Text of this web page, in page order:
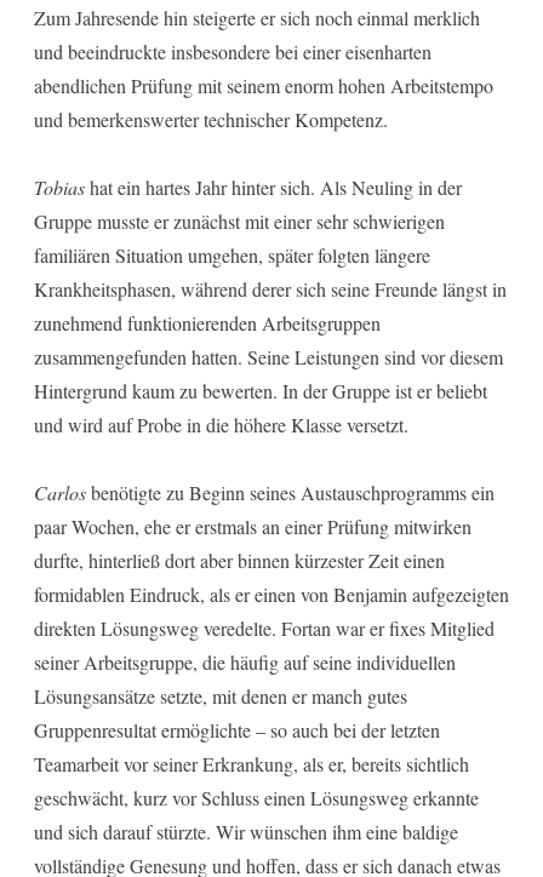
Zum Jahresende hin steigerte er sich noch einmal merklich
und beeindruckte insbesondere bei einer eisenharten
abendlichen Prüfung mit seinem enorm hohen Arbeitstempo
und bemerkenswerter technischer Kompetenz.
Tobiashat ein hartes Jahr hinter sich. Als Neuling in der
Gruppe musste er zunächst mit einer sehr schwierigen
familiären Situation umgehen, später folgten längere
Krankheitsphasen, während derer sich seine Freunde längst in
zunehmend funktionierenden Arbeitsgruppen
zusammengefunden hatten. Seine Leistungen sind vor diesem
Hintergrund kaum zu bewerten. In der Gruppe ist er beliebt
und wird auf Probe in die höhere Klasse versetzt.
Carlosbenötigte zu Beginn seines Austauschprogramms ein
paar Wochen, ehe er erstmals an einer Prüfung mitwirken
durfte, hinterließ dort aber binnen kürzester Zeit einen
formidablen Eindruck, als er einen von Benjamin aufgezeigten
direkten Lösungsweg veredelte. Fortan war er fixes Mitglied
seiner Arbeitsgruppe, die häufig auf seine individuellen
Lösungsansätze setzte, mit denen er manch gutes
Gruppenresultat ermöglichte – so auch bei der letzten
Teamarbeit vor seiner Erkrankung, als er, bereits sichtlich
geschwächt, kurz vor Schluss einen Lösungsweg erkannte
und sich darauf stürzte. Wir wünschen ihm eine baldige
vollständige Genesung und hoffen, dass er sich danach etwas